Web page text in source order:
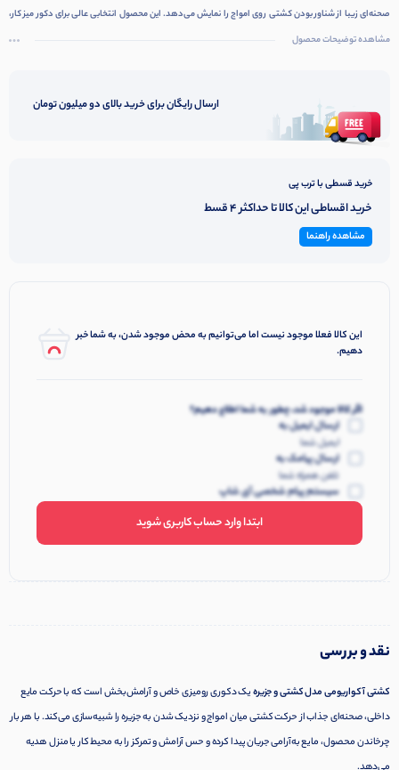
صحنه‌ای زیبا از شناور بودن کشتی روی امواج را نمایش می‌دهد. این محصول انتخابی عالی برای دکور میز کار،
اتاق و هدیه‌ای خاص برای دوستداران وسایل دکوراتیو و ضد استرس است
مشاهده توضیحات محصول
ارسال رایگان برای خرید بالای دو میلیون تومان
خرید قسطی با ترب پی
خرید اقساطی این کالا تا حداکثر 4 قسط
مشاهده راهنما
این کالا فعلا موجود نیست اما می‌توانیم به محض موجود شدن، به شما خبر
دهیم.
اگر کالا موجود شد، چطور به شما اطلاع دهیم؟
ارسال ایمیل به
ایمیل شما
ارسال پیامک به
تلفن همراه شما
سیستم پیام شخصی آی شاپ
ابتدا وارد حساب کاربری شوید
نقد و بررسی
کشتی آکواریومی مدل کشتی و جزیرهیک دکوری رومیزی خاص و آرامش‌بخش است که با حرکت مایع
داخلی، صحنه‌ای جذاب از حرکت کشتی میان امواج و نزدیک شدن به جزیره را شبیه‌سازی می‌کند. با هر بار
چرخاندن محصول، مایع به‌آرامی جریان پیدا کرده و حس آرامش و تمرکز را به محیط کار یا منزل هدیه